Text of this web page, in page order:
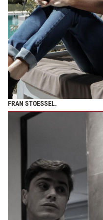
FRAN STOESSEL.